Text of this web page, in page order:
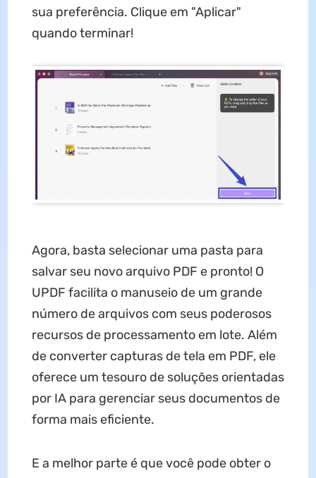
sua preferência. Clique em "Aplicar"
quando terminar!
Agora, basta selecionar uma pasta para
salvar seu novo arquivo PDF e pronto! O
UPDF facilita o manuseio de um grande
número de arquivos com seus poderosos
recursos de processamento em lote. Além
de converter capturas de tela em PDF, ele
oferece um tesouro de soluções orientadas
por IA para gerenciar seus documentos de
forma mais eficiente.
E a melhor parte é que você pode obter o